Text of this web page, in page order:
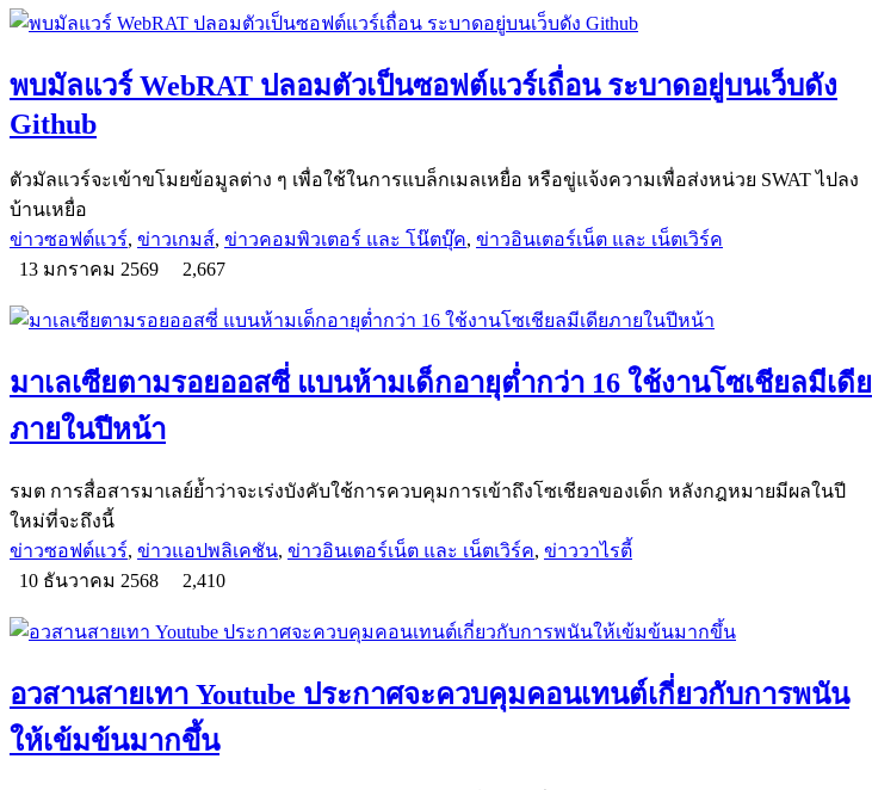
พบมัลแวร์ WebRAT ปลอมตัวเป็นซอฟต์แวร์เถื่อน ระบาดอยู่บนเว็บดัง
Github
ตัวมัลแวร์จะเข้าขโมยข้อมูลต่าง ๆ เพื่อใช้ในการแบล็กเมลเหยื่อ หรือขู่แจ้งความเพื่อส่งหน่วย SWAT ไปลง
บ้านเหยื่อ
ข่าวซอฟต์แวร์, ข่าวเกมส์, ข่าวคอมพิวเตอร์ และ โน๊ตบุ๊ค, ข่าวอินเตอร์เน็ต และ เน็ตเวิร์ค
13 มกราคม 2569
2,667
มาเลเซียตามรอยออสซี่ แบนห้ามเด็กอายุต่ำกว่า 16 ใช้งานโซเชียลมีเดีย
ภายในปีหน้า
รมต การสื่อสารมาเลย์ย้ำว่าจะเร่งบังคับใช้การควบคุมการเข้าถึงโซเชียลของเด็ก หลังกฎหมายมีผลในปี
ใหม่ที่จะถึงนี้
ข่าวซอฟต์แวร์, ข่าวแอปพลิเคชัน, ข่าวอินเตอร์เน็ต และ เน็ตเวิร์ค, ข่าววาไรตี้
10 ธันวาคม 2568
2,410
อวสานสายเทา Youtube ประกาศจะควบคุมคอนเทนต์เกี่ยวกับการพนัน
ให้เข้มข้นมากขึ้น